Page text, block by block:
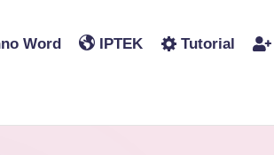
Word IPTEK Tutorial